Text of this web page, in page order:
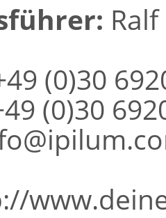
(0)30
(0)30